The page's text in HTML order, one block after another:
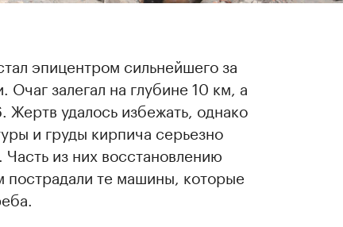
эпицентром сильнейшего за
Очаг залегал на глубине 10 км, а
Жертв удалось избежать, однако
и груды кирпича серьезно
из них восстановлению
те машины, которые